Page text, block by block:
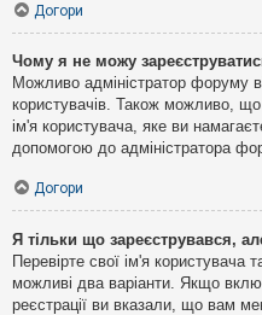
Догори
Чому я не можу
Можливо адміністратор форуму
користувачів. Також можливо,
ім'я користувача, яке ви
допомогою до адміністратора
Догори
Я тільки що зареєструвався,
Перевірте свої ім'я користувача
можливі два варіанти. Якщо
реєстрації ви вказали, що вам